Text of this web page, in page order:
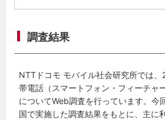
調査結果
NTTドコモ モバイル社会研究所では
帯電話（スマートフォン・フィーチャ
についてWeb調査を行っています。今
国で実施した調査結果をもとに、主に